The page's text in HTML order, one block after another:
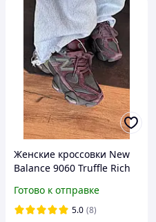
Женские кроссовки New
Balance 9060 Truffle Rich
трюфель замша сетка
унисекс
Готово к отправке
5.0 (8)